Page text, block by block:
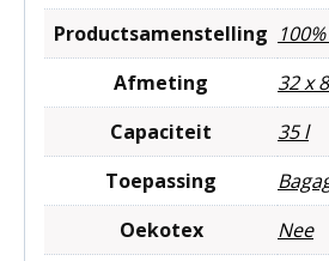
Productsamenstelling
Afmeting
32 x
Capaciteit
35 l
Toepassing
Oekotex
Nee